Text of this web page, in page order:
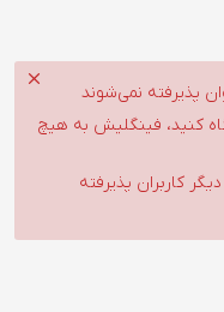
پذیرفته نمی‌شوند
کنید، فینگلیش به هیچ
کاربران پذیرفته